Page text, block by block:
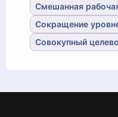
Смешанная
Сокращение
Совокупный